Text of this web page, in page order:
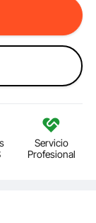
Servicio
Profesional